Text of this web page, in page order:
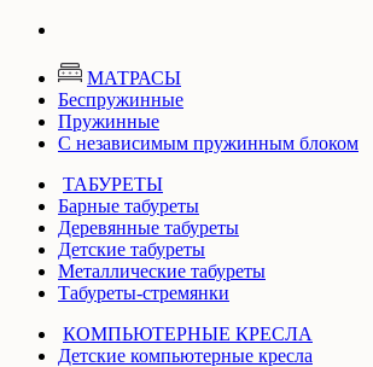
МАТРАСЫ
Беспружинные
Пружинные
С независимым пружинным блоком
ТАБУРЕТЫ
Барные табуреты
Деревянные табуреты
Детские табуреты
Металлические табуреты
Табуреты-стремянки
КОМПЬЮТЕРНЫЕ КРЕСЛА
Детские компьютерные кресла